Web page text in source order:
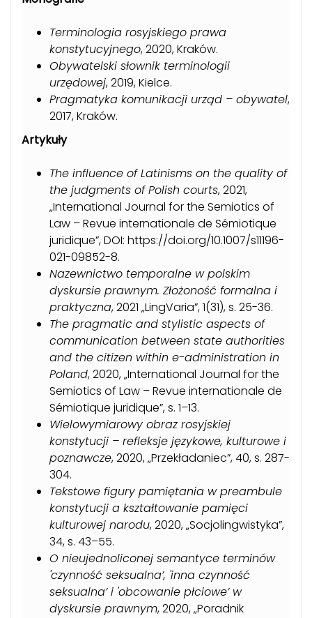
Terminologia rosyjskiego prawa
konstytucyjnego, 2020, Kraków.
Obywatelski słownik terminologii
urzędowej, 2019, Kielce.
Pragmatyka komunikacji urząd – obywatel,
2017, Kraków.
Artykuły
The influence of Latinisms on the quality of
the judgments of Polish courts, 2021,
„International Journal for the Semiotics of
Law – Revue internationale de Sémiotique
juridique”, DOI: https://doi.org/10.1007/s11196-
021-09852-8.
Nazewnictwo temporalne w polskim
dyskursie prawnym. Złożoność formalna i
praktyczna, 2021 „LingVaria”, 1(31), s. 25-36.
The pragmatic and stylistic aspects of
communication between state authorities
and the citizen within e-administration in
Poland, 2020, „International Journal for the
Semiotics of Law – Revue internationale de
Sémiotique juridique”, s. 1–13.
Wielowymiarowy obraz rosyjskiej
konstytucji – refleksje językowe, kulturowe i
poznawcze, 2020, „Przekładaniec”, 40, s. 287-
304.
Tekstowe figury pamiętania w preambule
konstytucji a kształtowanie pamięci
kulturowej narodu, 2020, „Socjolingwistyka”,
34, s. 43–55.
O nieujednoliconej semantyce terminów
'czynność seksualna’, 'inna czynność
seksualna’ i 'obcowanie płciowe’ w
dyskursie prawnym, 2020, „Poradnik